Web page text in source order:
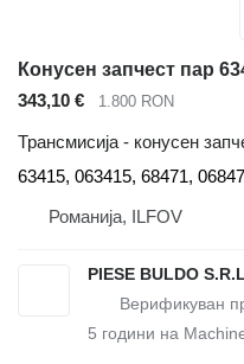
343,10 € 1.800 RON
Трансмисија - конусен
63415, 063415, 68471,
Романија, ILFOV
PIESE BULDO
5 години на